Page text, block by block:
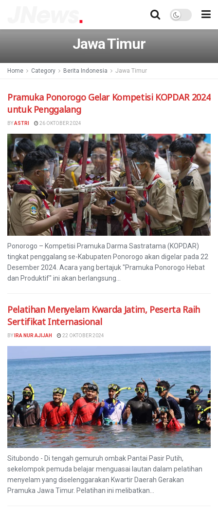
Jawa Timur
Home Category Berita Indonesia Jawa Timur
Pramuka Ponorogo Gelar Kompetisi KOPDAR 2024
untuk Penggalang
BYASTRI 26 OKTOBER 2024
Ponorogo – Kompetisi Pramuka Darma Sastratama (KOPDAR)
tingkat penggalang se-Kabupaten Ponorogo akan digelar pada 22
Desember 2024. Acara yang bertajuk "Pramuka Ponorogo Hebat
dan Produktif" ini akan berlangsung...
Pelatihan Menyelam Kwarda Jatim, Peserta Raih
Sertifikat Internasional
BY IRA NUR AJIJAH 22 OKTOBER 2024
Situbondo - Di tengah gemuruh ombak Pantai Pasir Putih,
sekelompok pemuda belajar menguasai lautan dalam pelatihan
menyelam yang diselenggarakan Kwartir Daerah Gerakan
Pramuka Jawa Timur. Pelatihan ini melibatkan...